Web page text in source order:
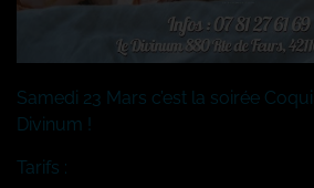
Samedi 23 Mars c’est la soirée
Divinum !
Tarifs :